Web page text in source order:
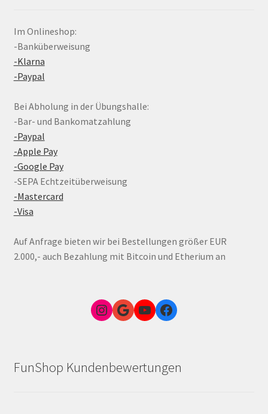
Im Onlineshop:
-Banküberweisung
-Klarna
-Paypal
Bei Abholung in der Übungshalle:
-Bar- und Bankomatzahlung
-Paypal
-Apple Pay
-Google Pay
-SEPA Echtzeitüberweisung
-Mastercard
-Visa
Auf Anfrage bieten wir bei Bestellungen größer EUR
2.000,- auch Bezahlung mit Bitcoin und Etherium an
Instagram
Google Link zum FunShop WienYouTubeFacebook
FunShop Kundenbewertungen